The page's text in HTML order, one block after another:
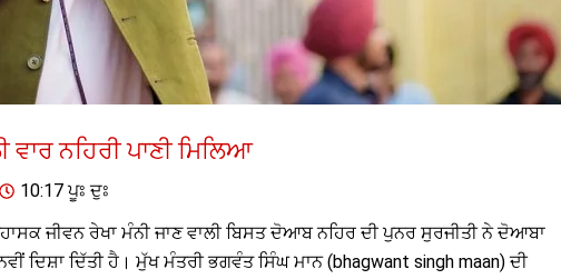
ਨਹਿਰੀ ਪਾਣੀ ਮਿਲਿਆ
10:17 ਪੂਃ ਦੁਃ
ਜੀਵਨ ਰੇਖਾ ਮੰਨੀ ਜਾਣ ਵਾਲੀ ਬਿਸਤ ਦੋਆਬ ਨਹਿਰ ਦੀ ਪੁਨਰ ਸੁਰਜੀਤੀ ਨੇ ਦੋਆਬਾ
ਦਿਸ਼ਾ ਦਿੱਤੀ ਹੈ। ਮੁੱਖ ਮੰਤਰੀ ਭਗਵੰਤ ਸਿੰਘ ਮਾਨ (bhagwant singh maan) ਦੀ